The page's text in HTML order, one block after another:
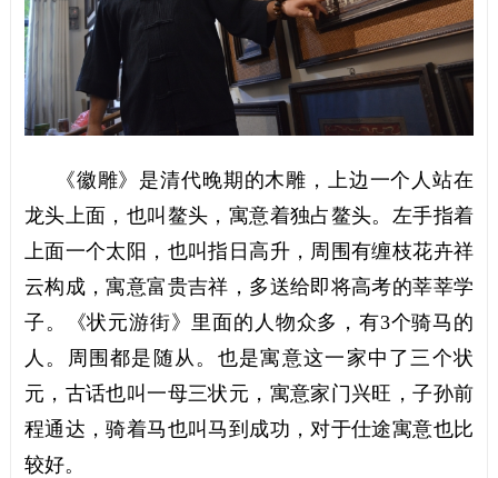
《徽雕》是清代晚期的木雕，上边一个人站在
龙头上面，也叫鳌头，寓意着独占鳌头。左手指着
上面一个太阳，也叫指日高升，周围有缠枝花卉祥
云构成，寓意富贵吉祥，多送给即将高考的莘莘学
子。《状元游街》里面的人物众多，有3个骑马的
人。周围都是随从。也是寓意这一家中了三个状
元，古话也叫一母三状元，寓意家门兴旺，子孙前
程通达，骑着马也叫马到成功，对于仕途寓意也比
较好。